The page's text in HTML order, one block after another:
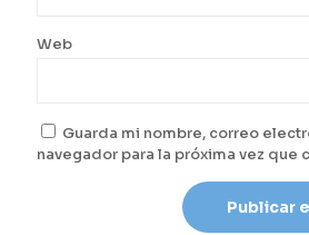
Web
Guarda mi nombre, correo
navegador para la próxima vez que